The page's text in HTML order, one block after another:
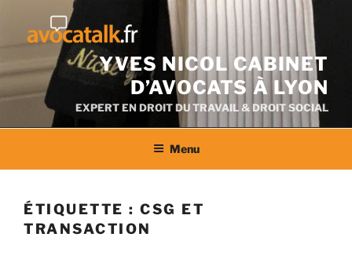
contenu
YVES NICOL CABINET
D’AVOCATS À LYON
EXPERT EN DROIT DU TRAVAIL & DROIT SOCIAL
Menu
ÉTIQUETTE :CSG ET
TRANSACTION